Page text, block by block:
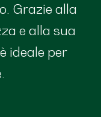
Grazie alla
e alla sua
ideale per